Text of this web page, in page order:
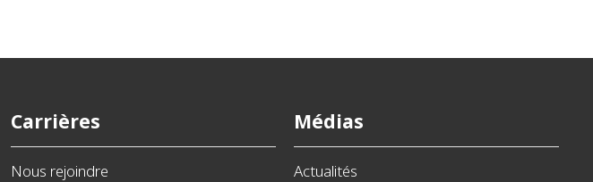
Carrières
Nous rejoindre
Médias
Actualités